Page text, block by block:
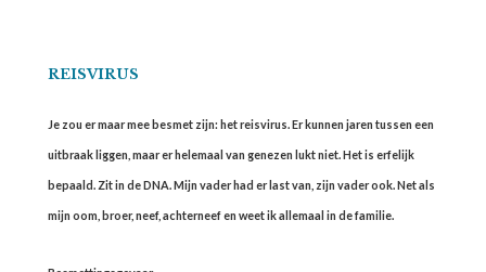
REISVIRUS
Je zou er maar mee besmet zijn: het reisvirus. Er kunnen jaren tussen een
uitbraak liggen, maar er helemaal van genezen lukt niet. Het is erfelijk
bepaald. Zit in de DNA. Mijn vader had er last van, zijn vader ook. Net als
mijn oom, broer, neef, achterneef en weet ik allemaal in de familie.